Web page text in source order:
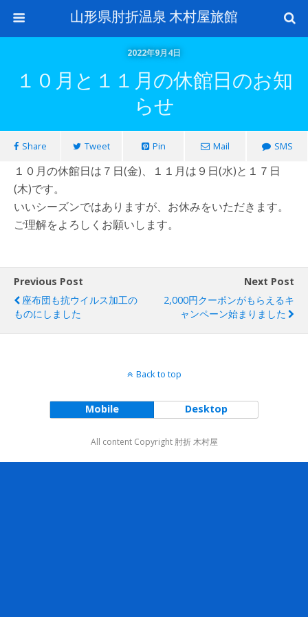
山形県肘折温泉 木村屋旅館
2022年9月4日
１０月と１１月の休館日のお知
らせ
Share Tweet Pin Mail SMS
１０月の休館日は７日(金)、１１月は９日(水)と１７日
(木)です。
いいシーズンではありますが、お休みをいただきます。
ご理解をよろしくお願いします。
Previous Post
座布団も抗ウイルス加工の
ものにしました
Next Post
2,000円クーポンがもらえるキ
ャンペーン始まりました
Back to top
Mobile Desktop
All content Copyright 肘折 木村屋